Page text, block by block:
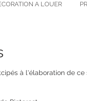
A LOUER
à l'élaboration de ce